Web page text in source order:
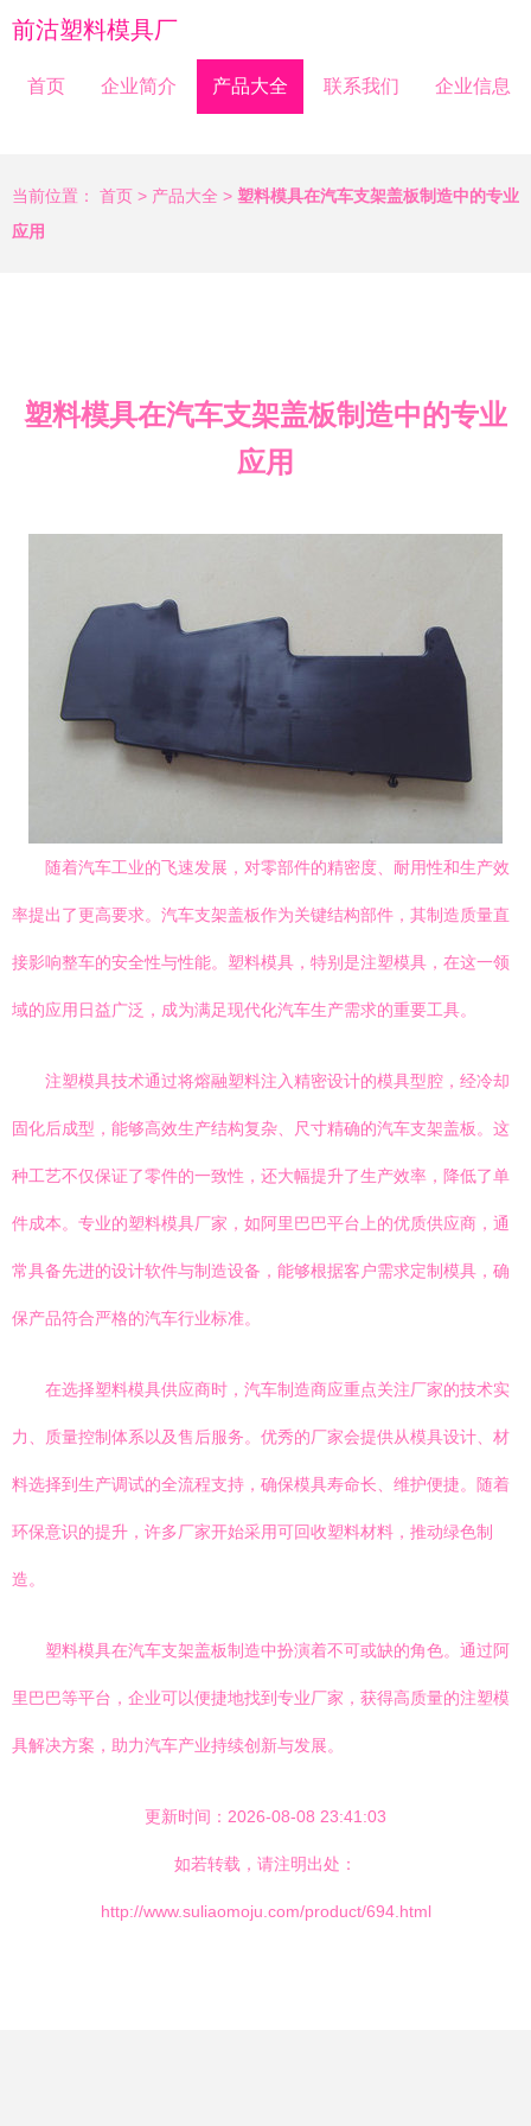
前沽塑料模具厂
首页 企业简介 产品大全 联系我们 企业信息
当前位置： 首页 > 产品大全 > 塑料模具在汽车支架盖板制造中的专业
应用
塑料模具在汽车支架盖板制造中的专业
应用
随着汽车工业的飞速发展，对零部件的精密度、耐用性和生产效
率提出了更高要求。汽车支架盖板作为关键结构部件，其制造质量直
接影响整车的安全性与性能。塑料模具，特别是注塑模具，在这一领
域的应用日益广泛，成为满足现代化汽车生产需求的重要工具。
注塑模具技术通过将熔融塑料注入精密设计的模具型腔，经冷却
固化后成型，能够高效生产结构复杂、尺寸精确的汽车支架盖板。这
种工艺不仅保证了零件的一致性，还大幅提升了生产效率，降低了单
件成本。专业的塑料模具厂家，如阿里巴巴平台上的优质供应商，通
常具备先进的设计软件与制造设备，能够根据客户需求定制模具，确
保产品符合严格的汽车行业标准。
在选择塑料模具供应商时，汽车制造商应重点关注厂家的技术实
力、质量控制体系以及售后服务。优秀的厂家会提供从模具设计、材
料选择到生产调试的全流程支持，确保模具寿命长、维护便捷。随着
环保意识的提升，许多厂家开始采用可回收塑料材料，推动绿色制
造。
塑料模具在汽车支架盖板制造中扮演着不可或缺的角色。通过阿
里巴巴等平台，企业可以便捷地找到专业厂家，获得高质量的注塑模
具解决方案，助力汽车产业持续创新与发展。
更新时间：2026-08-08 23:41:03
如若转载，请注明出处：
http://www.suliaomoju.com/product/694.html